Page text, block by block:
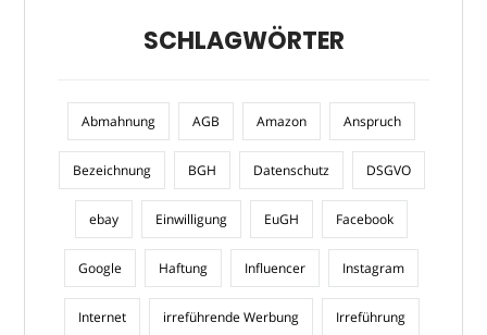
SCHLAGWÖRTER
Abmahnung AGB Amazon Anspruch
Bezeichnung BGH Datenschutz DSGVO
ebay Einwilligung EuGH Facebook
Google Haftung Influencer Instagram
Internet irreführende Werbung Irreführung